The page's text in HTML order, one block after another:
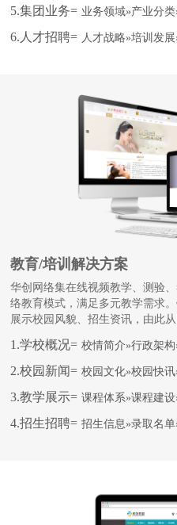
5.集团业务= 业务领域»产业分
6.人才招聘= 人才战略»培训发
教育/培训解决方案
华创网络集在线视频教学、测验
络教育模式，满足多元教学需求
展示校园风貌、招生资讯，由此
1.学校概况= 校情简介»行政架
2.校园新闻= 校园文化»校园快
3.教学展示= 课程体系»课程建
4.招生招聘= 招生信息»录取名